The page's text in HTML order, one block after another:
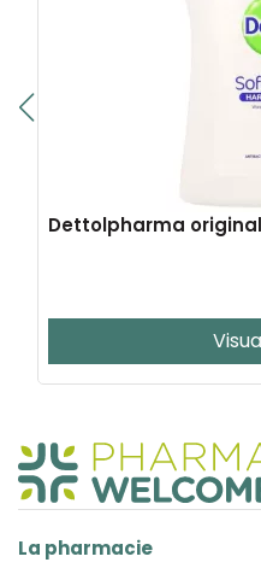
Dettolpharma
La pharmacie